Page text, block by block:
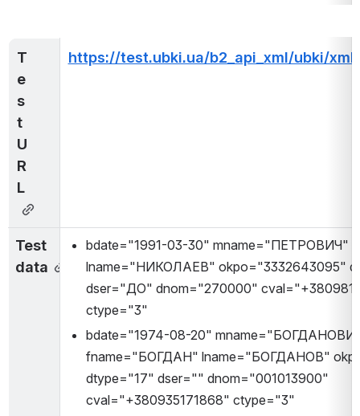
T
e
s
t
U
R
L
https://test.ubki.ua/b2_api_xml/ubki/xml
Test
data
bdate="1991-03-30"
lname="НИКОЛАЕВ" okpo="3332643095"
dser="ДО" dnom="270000"
ctype="3"
bdate="1974-08-20"
fname="БОГДАН" lname="БОГДАНОВ"
dtype="17" dser="" dnom="001013900"
cval="+380935171868" ctype="3"